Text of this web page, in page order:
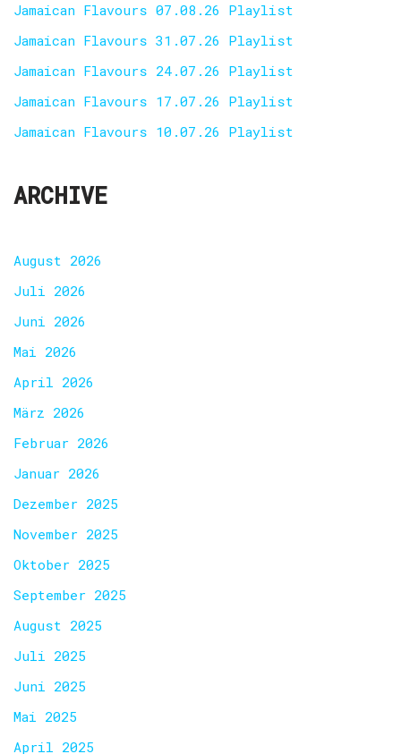
Jamaican Flavours 07.08.26 Playlist
Jamaican Flavours 31.07.26 Playlist
Jamaican Flavours 24.07.26 Playlist
Jamaican Flavours 17.07.26 Playlist
Jamaican Flavours 10.07.26 Playlist
ARCHIVE
August 2026
Juli 2026
Juni 2026
Mai 2026
April 2026
März 2026
Februar 2026
Januar 2026
Dezember 2025
November 2025
Oktober 2025
September 2025
August 2025
Juli 2025
Juni 2025
Mai 2025
April 2025